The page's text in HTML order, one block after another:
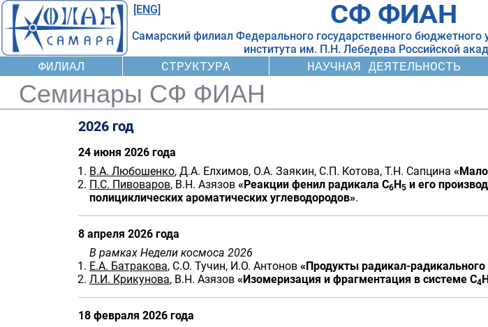
[ENG] СФ ФИАН
Самарский филиал Федерального государственного бюджетного
института им. П.Н. Лебедева Российской
ФИЛИАЛ СТРУКТУРА НАУЧНАЯ ДЕЯТЕЛЬНОСТЬ
Семинары СФ ФИАН
2026 год
24 июня 2026 года
В.А. Любошенко, Д.А. Елхимов, О.А. Заякин, С.П. Котова, Т.Н. Сапцина
П.С. Пивоваров, В.Н. Азязов «Реакции фенил радикала C6H5 и его
полициклических ароматических углеводородов».
8 апреля 2026 года
В рамках Недели космоса 2026
Е.А. Батракова, С.О. Тучин, И.О. Антонов «Продукты радикал-
Л.И. Крикунова, В.Н. Азязов «Изомеризация и фрагментация в системе С4
18 февраля 2026 года